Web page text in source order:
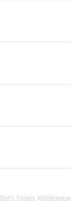
Duits Engels